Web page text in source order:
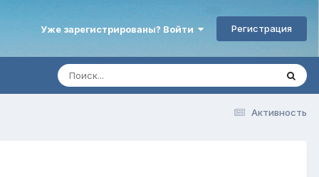
Уже зарегистрированы? Войти Регистрация
Активность